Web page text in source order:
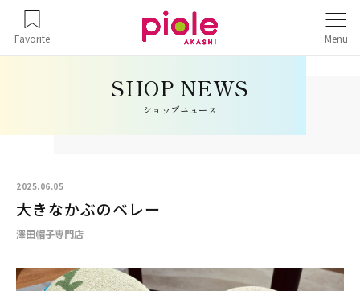
Favorite Menu
ショップニュース
2025.06.05
大きなかぶのベレー
澤田帽子専門店